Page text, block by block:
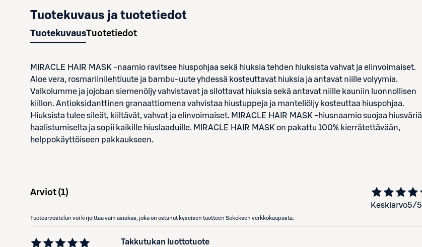
Tuotekuvaus ja tuotetiedot
TuotekuvausTuotetiedot
MIRACLE HAIR MASK -naamio ravitsee hiuspohjaa sekä hiuksia tehden hiuksista vahvat ja elinvoimaiset.
Aloe vera, rosmariinilehtiuute ja bambu-uute yhdessä kosteuttavat hiuksia ja antavat niille volyymia.
Valkolumme ja jojoban siemenöljy vahvistavat ja silottavat hiuksia sekä antavat niille kauniin luonnollisen
kiillon. Antioksidanttinen granaattiomena vahvistaa hiustuppeja ja manteliöljy kosteuttaa hiuspohjaa.
Hiuksista tulee sileät, kiiltävät, vahvat ja elinvoimaiset. MIRACLE HAIR MASK -hiusnaamio suojaa hiusväriä
haalistumiselta ja sopii kaikille hiuslaaduille. MIRACLE HAIR MASK on pakattu 100% kierrätettävään,
helppokäyttöiseen pakkaukseen.
Arviot (1)
Keskiarvo5/5
Tuotearvostelun voi kirjoittaa vain asiakas, joka on ostanut kyseisen tuotteen Sokoksen verkkokaupasta.
Takkutukan luottotuote